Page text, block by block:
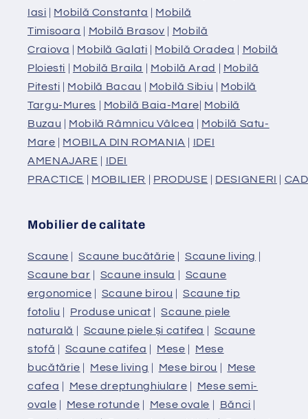
Iasi | Mobilă Constanta | Mobilă
Timisoara | Mobilă Brasov | Mobilă
Craiova | Mobilă Galati | Mobilă Oradea | Mobilă
Ploiesti | Mobilă Braila | Mobilă Arad | Mobilă
Pitesti | Mobilă Bacau | Mobilă Sibiu | Mobilă
Targu-Mures | Mobilă Baia-Mare| Mobilă
Buzau | Mobilă Râmnicu Vâlcea | Mobilă Satu-
Mare | MOBILA DIN ROMANIA | IDEI
AMENAJARE | IDEI
PRACTICE | MOBILIER | PRODUSE | DESIGNERI |
Mobilier de calitate
Scaune |Scaune bucătărie | Scaune living |
Scaune bar | Scaune insula | Scaune
ergonomice | Scaune birou | Scaune tip
fotoliu | Produse unicat |Scaune piele
naturală | Scaune piele și catifea | Scaune
stofă | Scaune catifea | Mese | Mese
bucătărie | Mese living | Mese birou | Mese
cafea | Mese dreptunghiulare | Mese semi-
ovale | Mese rotunde | Mese ovale | Bănci |